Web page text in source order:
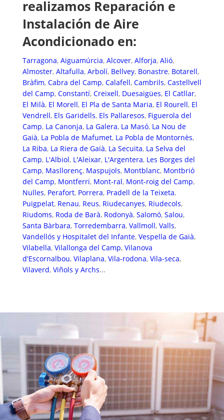
realizamos Reparación e
Instalación de Aire
Acondicionado en:
Tarragona, Aiguamúrcia, Alcover, Alforja, Alió,
Almoster, Altafulla, Arbolí, Bellvey, Bonastre, Botarell,
Bràfim, Cabra del Camp, Calafell, Cambrils, Castellvell
del Camp, Constantí, Creixell, Duesaigües,El Catllar,
El Milà, El Morell, El Pla de Santa Maria, El Rourell, El
Vendrell, Els Garidells, Els Pallaresos, Figuerola del
Camp, La Canonja, La Galera, La Masó, La Nou de
Gaià, La Pobla de Mafumet, La Pobla de Montornès,
La Riba, La Riera de Gaià, La Secuita, La Selva del
Camp, L'Albiol, L'Aleixar, L'Argentera, Les Borges del
Camp, Masllorenç, Maspujols, Montblanc, Montbrió
del Camp, Montferri, Mont-ral, Mont-roig del Camp,
Nulles, Perafort, Porrera, Pradell de la Teixeta,
Puigpelat, Renau, Reus, Riudecanyes, Riudecols,
Riudoms, Roda de Barà, Rodonyà, Salomó, Salou,
Santa Bàrbara, Torredembarra, Vallmoll, Valls,
Vandellós y Hospitalet del Infante, Vespella de Gaià,
Vilabella, Vilallonga del Camp, Vilanova
d'Escornalbou, Vilaplana, Vila-rodona, Vila-seca,
Vilaverd, Viñols y Archs...